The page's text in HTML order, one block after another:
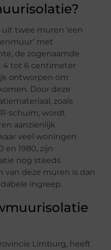
twee muren ‘een
met
de zogenaamde
4 tot 6 centimeter
ontworpen om
Door deze
zoals
schuim, wordt
aanzienlijk
veel woningen
en 1980, zijn
nog steeds
van deze muren is dan
ingreep.
Limburg, heeft